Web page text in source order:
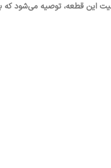
این قطعه، توصیه می‌شود